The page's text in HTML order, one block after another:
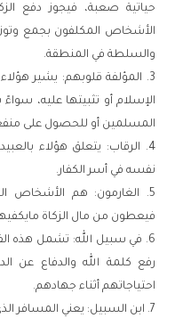
حياتية صعبة، فيجوز دفع
الأشخاص المكلفون بجمع
والسلطة في المنطقة.
المؤلفة قلوبهم: يشير
الإسلام أو تثبيتها عليه،
المسلمين أو للحصول على
الرقاب: يتعلق هؤلاء
نفسه في أسر الكفار.
الغارمون: هم الأشخاص
فيعطون من مال الزكاة
في سبيل الله: تشمل هذه
رفع كلمة الله والدفاع عن
احتياجاتهم أثناء جهادهم.
ابن السبيل: يعني المسافر